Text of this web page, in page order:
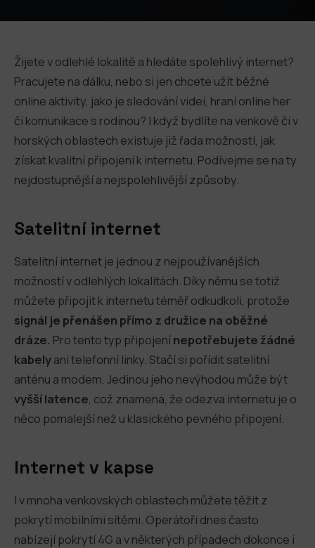
Žijete v odlehlé lokalitě a hledáte spolehlivý internet?
Pracujete na dálku, nebo si jen chcete užít běžné
online aktivity, jako je sledování videí, hraní online her
či komunikace s rodinou? I když bydlíte na venkově či v
horských oblastech existuje již řada možností, jak
získat kvalitní připojení k internetu. Podívejme se na ty
nejdostupnější a nejspolehlivější způsoby.
Satelitní internet
Satelitní internet je jednou z nejpoužívanějších
možností v odlehlých lokalitách. Díky němu se totiž
můžete připojit k internetu téměř odkudkoli, protože
signál je přenášen přímo z družice na oběžné
dráze. Pro tento typ připojenínepotřebujete žádné
kabelyani telefonní linky. Stačí si pořídit satelitní
anténu a modem. Jedinou jeho nevýhodou může být
vyšší latence , což znamená, že odezva internetu je o
něco pomalejší než u klasického pevného připojení.
Internet v kapse
I v mnoha venkovských oblastech můžete těžit z
pokrytí mobilními sítěmi. Operátoři dnes často
nabízejí pokrytí 4G a v některých případech dokonce i